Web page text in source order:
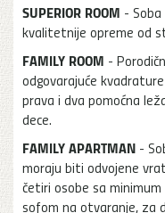
SUPERIOR ROOM -
kvalitetnije opreme od
FAMILY ROOM -
odgovarajuće
prava i dva pomoćna
dece.
FAMILY APARTMAN -
moraju biti odvojene
četiri osobe sa
sofom na otvaranje, za